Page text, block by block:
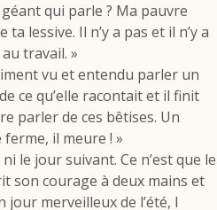
qui parle ? Ma pauvre
lessive. Il n’y a pas et il n’y a
travail. »
vu et entendu parler un
ce qu’elle racontait et il finit
parler de ces bêtises. Un
il meure ! »
le jour suivant. Ce n’est que le
son courage à deux mains et
jour merveilleux de l’été, l